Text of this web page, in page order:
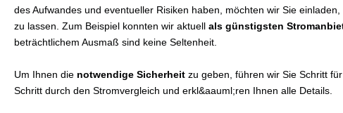
des Aufwandes und eventueller Risiken haben, möchten wir Sie einladen,
zu lassen. Zum Beispiel konnten wir aktuell als günstigsten
beträchtlichem Ausmaß sind keine Seltenheit.
Um Ihnen die notwendige Sicherheit zu geben, führen wir Sie Schritt für
Schritt durch den Stromvergleich und erkl&aauml;ren Ihnen alle Details.